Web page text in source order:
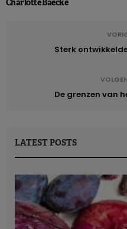
Charlotte Baecke
Sterk
De grenzen van
LATEST POSTS